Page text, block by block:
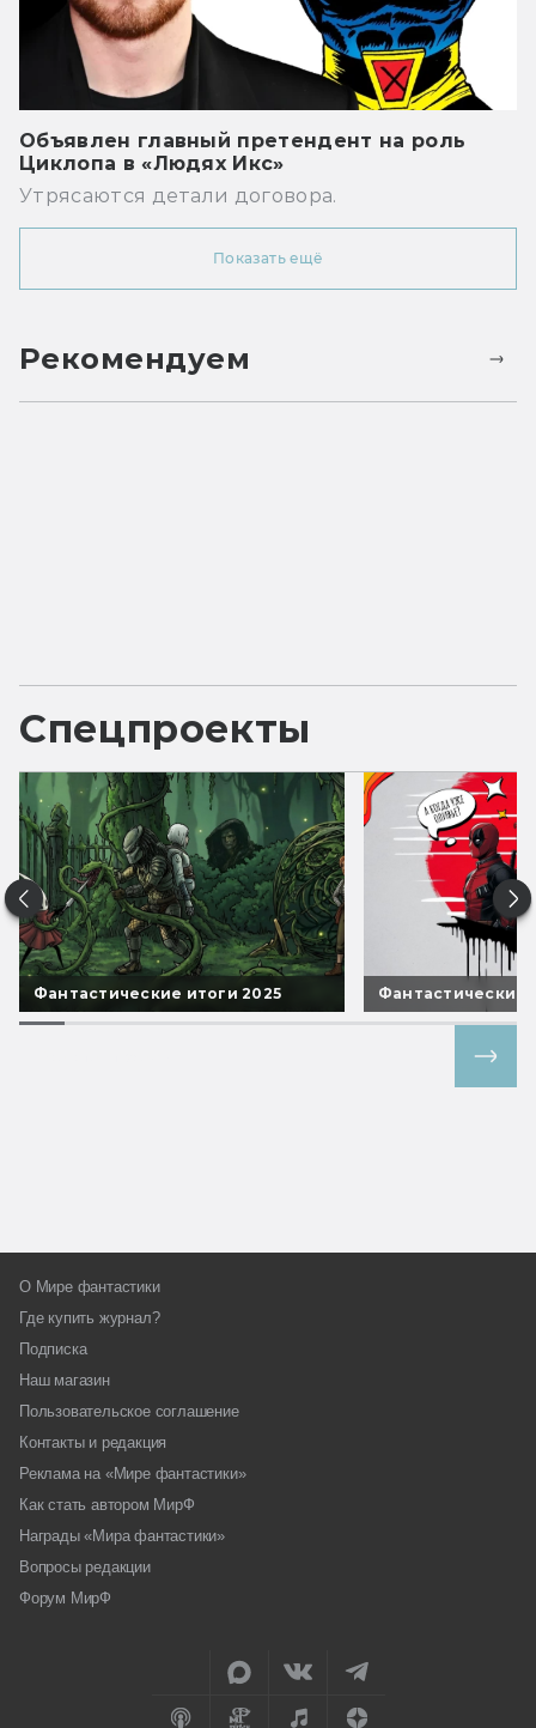
Объявлен главный претендент на роль
Циклопа в «Людях Икс»
Утрясаются детали договора.
Показать ещё
Рекомендуем
Спецпроекты
Фантастические итоги 2025 Фантастические
О Мире фантастики
Где купить журнал?
Подписка
Наш магазин
Пользовательское соглашение
Контакты и редакция
Реклама на «Мире фантастики»
Как стать автором МирФ
Награды «Мира фантастики»
Вопросы редакции
Форум МирФ